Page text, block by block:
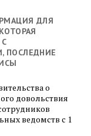
ДЛЯ
ПОСЛЕДНИЕ
о
довольствия
ведомств с 1